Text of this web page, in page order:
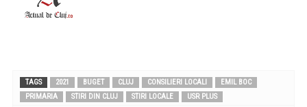
TAGS 2021 BUGET CLUJ CONSILIERI LOCALI
EMIL BOC
PRIMARIA
STIRI DIN CLUJ STIRI LOCALE USR PLUS